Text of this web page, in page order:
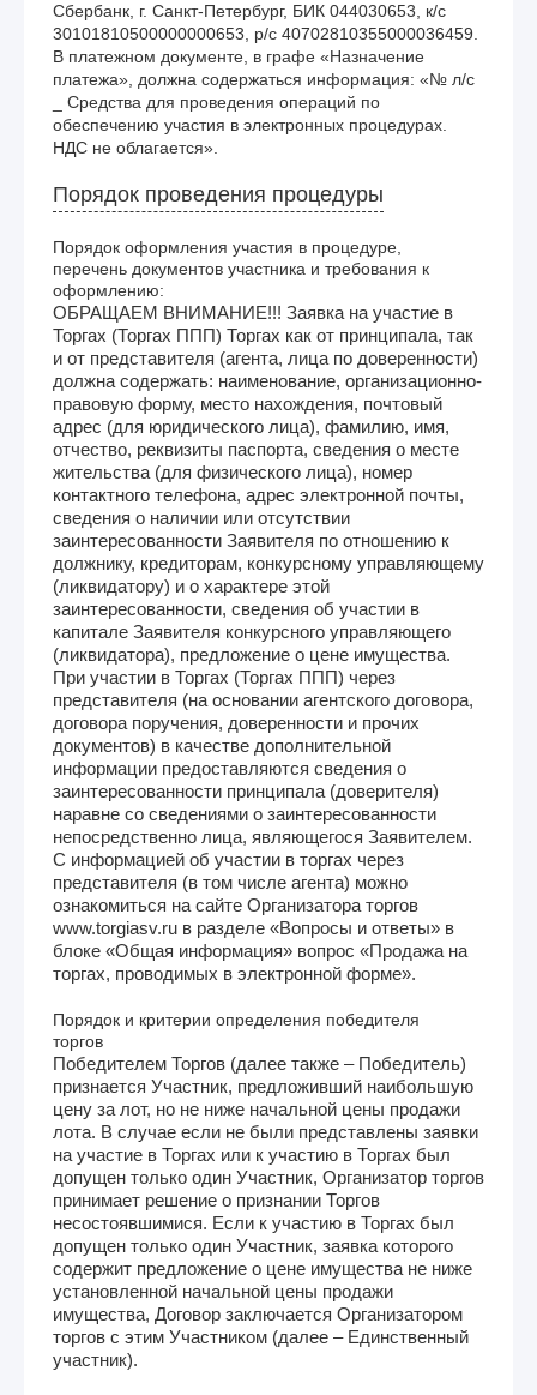
Сбербанк, г. Санкт-Петербург, БИК 044030653, к/с
30101810500000000653, р/с 40702810355000036459.
В платежном документе, в графе «Назначение
платежа», должна содержаться информация: «№ л/с
_ Средства для проведения операций по
обеспечению участия в электронных процедурах.
НДС не облагается».
Порядок проведения процедуры
Порядок оформления участия в процедуре,
перечень документов участника и требования к
оформлению:
ОБРАЩАЕМ ВНИМАНИЕ!!! Заявка на участие в
Торгах (Торгах ППП) Торгах как от принципала, так
и от представителя (агента, лица по доверенности)
должна содержать: наименование, организационно-
правовую форму, место нахождения, почтовый
адрес (для юридического лица), фамилию, имя,
отчество, реквизиты паспорта, сведения о месте
жительства (для физического лица), номер
контактного телефона, адрес электронной почты,
сведения о наличии или отсутствии
заинтересованности Заявителя по отношению к
должнику, кредиторам, конкурсному управляющему
(ликвидатору) и о характере этой
заинтересованности, сведения об участии в
капитале Заявителя конкурсного управляющего
(ликвидатора), предложение о цене имущества.
При участии в Торгах (Торгах ППП) через
представителя (на основании агентского договора,
договора поручения, доверенности и прочих
документов) в качестве дополнительной
информации предоставляются сведения о
заинтересованности принципала (доверителя)
наравне со сведениями о заинтересованности
непосредственно лица, являющегося Заявителем.
С информацией об участии в торгах через
представителя (в том числе агента) можно
ознакомиться на сайте Организатора торгов
www.torgiasv.ru в разделе «Вопросы и ответы» в
блоке «Общая информация» вопрос «Продажа на
торгах, проводимых в электронной форме».
Порядок и критерии определения победителя
торгов
Победителем Торгов (далее также – Победитель)
признается Участник, предложивший наибольшую
цену за лот, но не ниже начальной цены продажи
лота. В случае если не были представлены заявки
на участие в Торгах или к участию в Торгах был
допущен только один Участник, Организатор торгов
принимает решение о признании Торгов
несостоявшимися. Если к участию в Торгах был
допущен только один Участник, заявка которого
содержит предложение о цене имущества не ниже
установленной начальной цены продажи
имущества, Договор заключается Организатором
торгов с этим Участником (далее – Единственный
участник).